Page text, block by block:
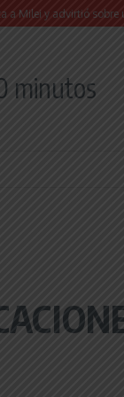
sobre un juicio
minutos